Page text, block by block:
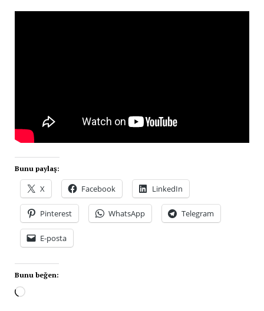
Bunu paylaş:
X Facebook LinkedIn
Pinterest WhatsApp Telegram
E-posta
Bunu beğen: